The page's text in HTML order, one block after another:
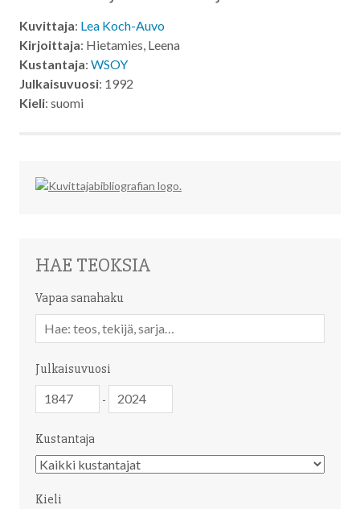
Kuvittaja: Lea Koch-Auvo
Kirjoittaja: Hietamies, Leena
Kustantaja: WSOY
Julkaisuvuosi: 1992
Kieli: suomi
HAE TEOKSIA
Vapaa sanahaku
sanahaku
Julkaisuvuosi
-
Kustantaja
Kustantaja
Kieli